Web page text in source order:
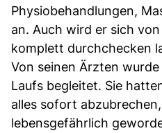
Physiobehandlungen,
an. Auch wird er sich
komplett durchchecken
Von seinen Ärzten
Laufs begleitet. Sie
alles sofort
lebensgefährlich